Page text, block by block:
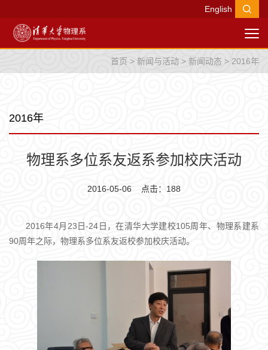
English
首页 > 新闻与活动 > 新闻动态 > 2016年
2016年
物理系多位系友返系参加校庆活动
2016-05-06 点击： 188
2016年4月23日-24日，在清华大学建校105周年、物理系建系
90周年之际，物理系多位系友返校参加校庆活动。